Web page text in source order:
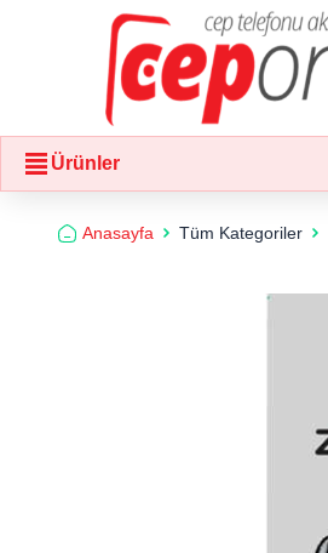
Ürünler
Anasayfa Tüm Kategoriler